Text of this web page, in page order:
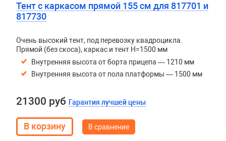
Тент с каркасом прямой 155 см для 817701 и
817730
Очень высокий тент, под перевозку квадроцикла.
Прямой (без скоса), каркас и тент H=1500 мм
Внутренняя высота от борта прицепа — 1210 мм
Внутренняя высота от пола платформы — 1500 мм
21300 руб Гарантия лучшей цены
В сравнение